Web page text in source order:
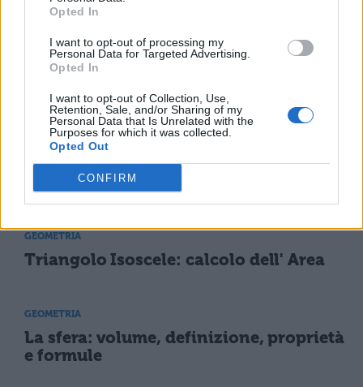
Opted In
I want to opt-out of processing my
Personal Data for Targeted Advertising.
Opted In
I want to opt-out of Collection, Use,
Retention, Sale, and/or Sharing of my
Personal Data that Is Unrelated with the
Purposes for which it was collected.
Opted Out
CONFIRM
regolare: caratteristiche
ed esercizi
GEOMETRIA
Il prisma retto e
regolare
GEOMETRIA
Triangolo Isoscele: calcolo dell' Area
GEOMETRIA
La sfera: volume, definizione, proprietà
e formule